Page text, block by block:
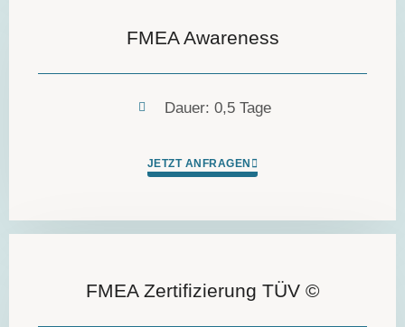
FMEA Awareness
Dauer: 0,5 Tage
JETZT ANFRAGEN
FMEA Zertifizierung TÜV ©